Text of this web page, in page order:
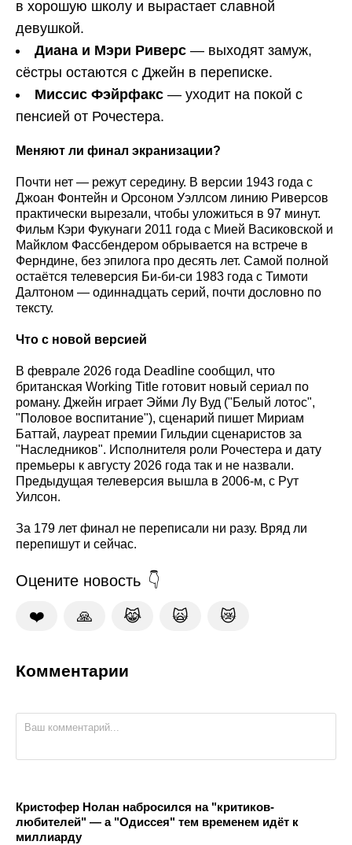
в хорошую школу и вырастает славной
девушкой.
Диана и Мэри Риверс — выходят замуж,
сёстры остаются с Джейн в переписке.
Миссис Фэйрфакс — уходит на покой с
пенсией от Рочестера.
Меняют ли финал экранизации?
Почти нет — режут середину. В версии 1943 года с
Джоан Фонтейн и Орсоном Уэллсом линию Риверсов
практически вырезали, чтобы уложиться в 97 минут.
Фильм Кэри Фукунаги 2011 года с Мией Васиковской и
Майклом Фассбендером обрывается на встрече в
Ферндине, без эпилога про десять лет. Самой полной
остаётся телеверсия Би-би-си 1983 года с Тимоти
Далтоном — одиннадцать серий, почти дословно по
тексту.
Что с новой версией
В феврале 2026 года Deadline сообщил, что
британская Working Title готовит новый сериал по
роману. Джейн играет Эйми Лу Вуд ("Белый лотос",
"Половое воспитание"), сценарий пишет Мириам
Баттай, лауреат премии Гильдии сценаристов за
"Наследников". Исполнителя роли Рочестера и дату
премьеры к августу 2026 года так и не назвали.
Предыдущая телеверсия вышла в 2006-м, с Рут
Уилсон.
За 179 лет финал не переписали ни разу. Вряд ли
перепишут и сейчас.
Оцените новость
❤️ 🙏 😹 🙀 😿
Комментарии
Кристофер Нолан набросился на "критиков-
любителей" — а "Одиссея" тем временем идёт к
миллиарду